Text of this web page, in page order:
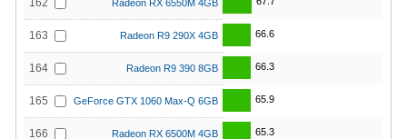
162 Radeon RX 6550M 4GB
163 Radeon R9 290X 4GB 66.6
164 Radeon R9 390 8GB 66.3
165 GeForce GTX 1060 Max-Q 6GB 65.9
166 Radeon RX 6500M 4GB 65.3